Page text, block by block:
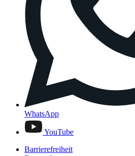
WhatsApp
YouTube
Barrierefreiheit